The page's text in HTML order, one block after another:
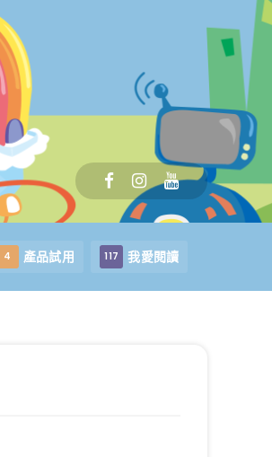
4 產品試用 117 我愛閱讀